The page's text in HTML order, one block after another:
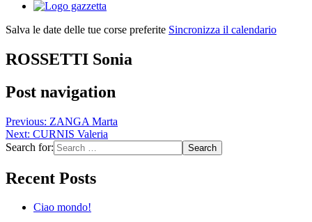
Salva le date delle tue corse preferite Sincronizza il calendario
ROSSETTI Sonia
Post navigation
Previous: ZANGA Marta
Next: CURNIS Valeria
Search for:
Recent Posts
Ciao mondo!